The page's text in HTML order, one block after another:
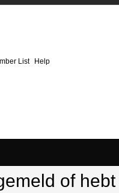
List Help
of